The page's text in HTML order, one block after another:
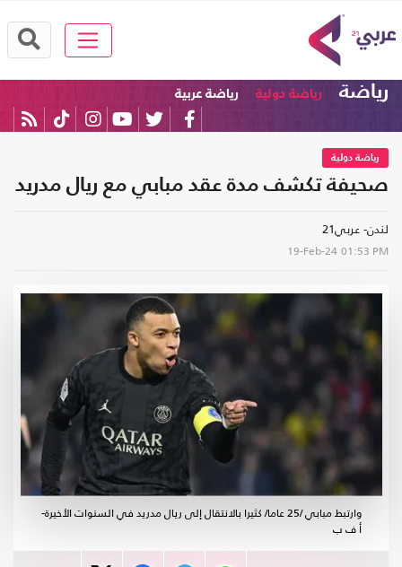
رياضة رياضة دولية رياضة عربية
رياضة دولية
صحيفة تكشف مدة عقد مبابي مع ريال مدريد
لندن- عربي21
19-Feb-24 01:53 PM
وارتبط مبابي /25 عاما/ كثيرا بالانتقال إلى ريال مدريد في السنوات الأخيرة-
أ ف ب